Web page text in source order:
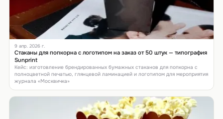
9 апр. 2026 г.
Стаканы для попкорна с логотипом на заказ от 50 штук — типография
Sunprint
Кейс: изготовление брендированных бумажных стаканов для попкорна с
полноцветной печатью, глянцевой ламинацией и логотипом для мероприятия
журнала «Москвичка»